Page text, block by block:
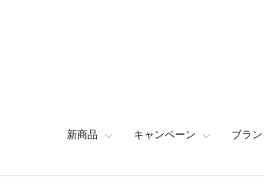
新商品 キャンペーン ブラ